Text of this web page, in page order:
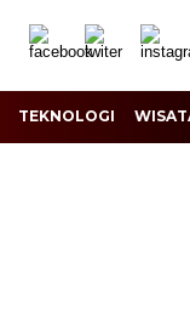
TEKNOLOGI